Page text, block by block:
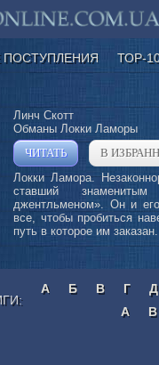
ПОСТУПЛЕНИЯ ТОР-
Линч Скотт
Обманы Локки Ламоры
ЧИТАТЬ
В
Локки Ламора.
ставший
джентльменом». Он и
все, чтобы пробиться
путь в которое им заказан.
А Б В Г Д
A
B